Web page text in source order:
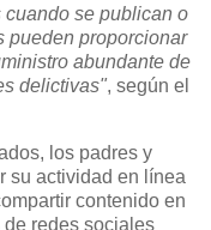
se publican o
pueden proporcionar
abundante de
delictivas", según el
los padres y
su actividad en línea
contenido en
de redes sociales